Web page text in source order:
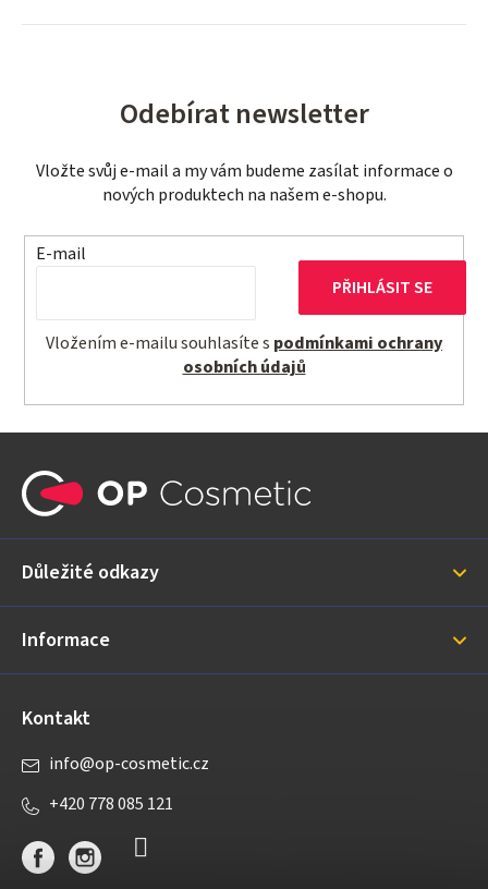
Odebírat newsletter
Vložte svůj e-mail a my vám budeme zasílat informace o
nových produktech na našem e-shopu.
E-mail
Vložením e-mailu souhlasíte s podmínkami ochrany
osobních údajů
PŘIHLÁSIT SE
a
í
Důležité odkazy
Informace
Kontakt
info@op-cosmetic.cz
+420 778 085 121